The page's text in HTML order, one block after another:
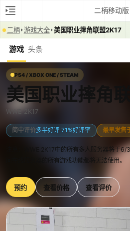
二柄移动版
二柄 游戏大全 美国职业摔角联盟2K17
游戏 头条
PS4 / XBOX ONE / STEAM
美国职业摔角
WWE 2K17
简中评价多半好评 71%好评率 最早发售
注意：WWE 2K17中的所有多人服务器将于
问在线服务器的所有游戏功能都将无法使用。
预约 查看价格 查看评价
0:00